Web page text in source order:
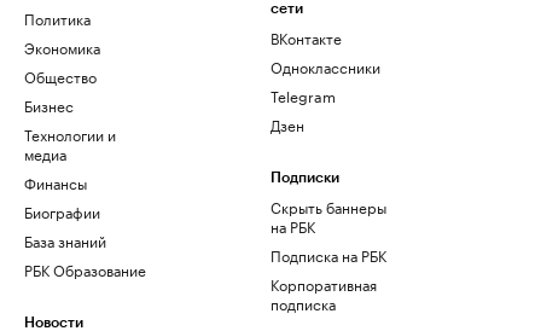
Политика
Экономика
Общество
Бизнес
Технологии и
медиа
Финансы
Биографии
База знаний
РБК Образование
Новости
сети
ВКонтакте
Одноклассники
Telegram
Дзен
Подписки
Скрыть баннеры
на РБК
Подписка на РБК
Корпоративная
подписка